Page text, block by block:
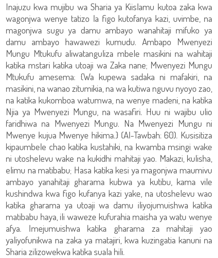
Inajuzu kwa mujibu wa Sharia ya Kiislamu kutoa zaka kwa
wagonjwa wenye tatizo la figo kutofanya kazi, uvimbe, na
magonjwa sugu ya damu ambayo wanahitaji mifuko ya
damu ambayo hawawezi kumudu. Ambapo Mwenyezi
Mungu Mtukufu aliwatanguliza mbele masikini na wahitaji
katika mstari katika utoaji wa Zaka nane; Mwenyezi Mungu
Mtukufu amesema: {Wa kupewa sadaka ni mafakiri, na
masikini, na wanao zitumikia, na wa kutiwa nguvu nyoyo zao,
na katika kukomboa watumwa, na wenye madeni, na katika
Njia ya Mwenyezi Mungu, na wasafiri. Huu ni wajibu ulio
faridhiwa na Mwenyezi Mungu. Na Mwenyezi Mungu ni
Mwenye kujua Mwenye hikima.} (Al-Tawbah: 60). Kusisitiza
kipaumbele chao katika kustahiki, na kwamba msingi wake
ni utoshelevu wake na kukidhi mahitaji yao. Makazi, kulisha,
elimu na matibabu; Hasa katika kesi ya magonjwa maumivu
ambayo yanahitaji gharama kubwa ya kutibu, kama vile
kushindwa kwa figo kufanya kazi yake, na utoshelevu wao
katika gharama ya utoaji wa damu iliyojumuishwa katika
matibabu haya, ili waweze kufurahia maisha ya watu wenye
afya. Imejumuishwa katika gharama za mahitaji yao
yaliyofunikwa na zaka ya matajiri, kwa kuzingatia kanuni na
Sharia zilizowekwa katika suala hili.